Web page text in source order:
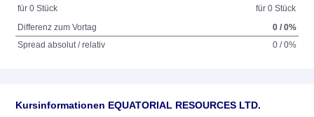
für 0 Stück
für 0 Stück
Differenz zum Vortag
0 / 0%
Spread absolut / relativ
0 / 0%
Kursinformationen EQUATORIAL RESOURCES LTD.